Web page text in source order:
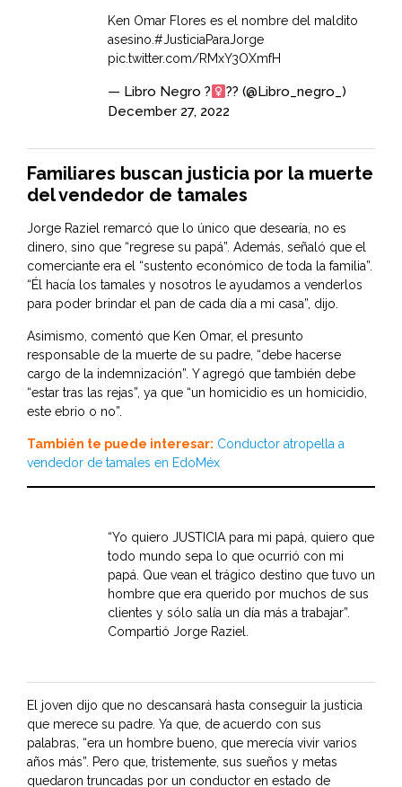
Ken Omar Flores es el nombre del maldito
asesino.#JusticiaParaJorge
pic.twitter.com/RMxY3OXmfH
— Libro Negro ?
?? (@Libro_negro_)
December 27, 2022
Familiares buscan justicia por la muerte
del vendedor de tamales
Jorge Raziel remarcó que lo único que desearía, no es
dinero, sino que “regrese su papá”. Además, señaló que el
comerciante era el “sustento económico de toda la familia”.
“Él hacía los tamales y nosotros le ayudamos a venderlos
para poder brindar el pan de cada día a mi casa”, dijo.
Asimismo, comentó que Ken Omar, el presunto
responsable de la muerte de su padre, “debe hacerse
cargo de la indemnización”. Y agregó que también debe
“estar tras las rejas”, ya que “un homicidio es un homicidio,
este ebrio o no”.
También te puede interesar: Conductor atropella a
vendedor de tamales en EdoMéx
“Yo quiero JUSTICIA para mi papá, quiero que
todo mundo sepa lo que ocurrió con mi
papá. Que vean el trágico destino que tuvo un
hombre que era querido por muchos de sus
clientes y sólo salía un día más a trabajar”.
Compartió Jorge Raziel.
El joven dijo que no descansará hasta conseguir la justicia
que merece su padre. Ya que, de acuerdo con sus
palabras, “era un hombre bueno, que merecía vivir varios
años más”. Pero que, tristemente, sus sueños y metas
quedaron truncadas por un conductor en estado de